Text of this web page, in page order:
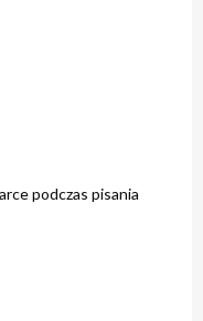
podczas pisania